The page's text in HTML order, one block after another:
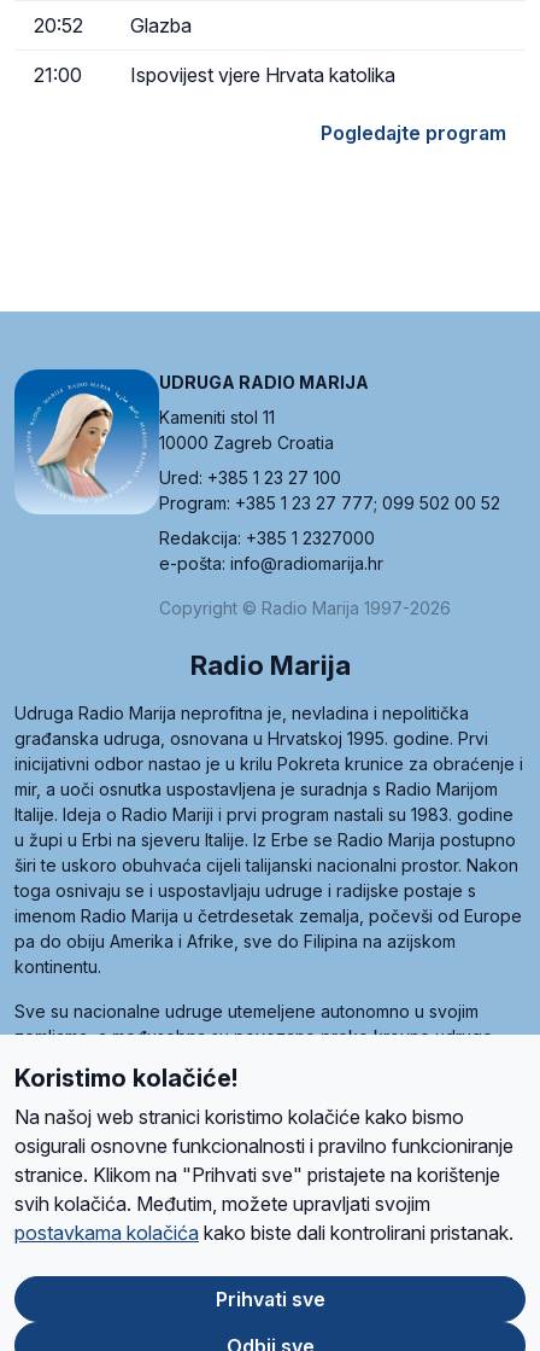
20:52 Glazba
21:00 Ispovijest vjere Hrvata katolika
Pogledajte program
UDRUGA RADIO MARIJA
Kameniti stol 11
10000 Zagreb Croatia
Ured: +385 1 23 27 100
Program: +385 1 23 27 777; 099 502 00 52
Redakcija: +385 1 2327000
e-pošta: info@radiomarija.hr
Copyright © Radio Marija 1997-2026
Radio Marija
Udruga Radio Marija neprofitna je, nevladina i nepolitička
građanska udruga, osnovana u Hrvatskoj 1995. godine. Prvi
inicijativni odbor nastao je u krilu Pokreta krunice za obraćenje i
mir, a uoči osnutka uspostavljena je suradnja s Radio Marijom
Italije. Ideja o Radio Mariji i prvi program nastali su 1983. godine
u župi u Erbi na sjeveru Italije. Iz Erbe se Radio Marija postupno
širi te uskoro obuhvaća cijeli talijanski nacionalni prostor. Nakon
toga osnivaju se i uspostavljaju udruge i radijske postaje s
imenom Radio Marija u četrdesetak zemalja, počevši od Europe
pa do obiju Amerika i Afrike, sve do Filipina na azijskom
kontinentu.
Sve su nacionalne udruge utemeljene autonomno u svojim
zemljama, a međusobna su povezane preko krovne udruge
Radio Maria). Svjetsku obitelj utemeljilo je sedam članica, među
kojima je i hrvatska Udruga Radio Marija.
O namaRadio ProgramVolonteriPrijateljiKontaktPravila privatnosti
Ova stranica je zaštićena Google reCAPTCHA sustavom
Koristimo kolačiće!
Na našoj web stranici koristimo kolačiće kako bismo
osigurali osnovne funkcionalnosti i pravilno funkcioniranje
stranice. Klikom na "Prihvati sve" pristajete na korištenje
svih kolačića. Međutim, možete upravljati svojim
postavkama kolačića kako biste dali kontrolirani pristanak.
Prihvati sve
Odbij sve